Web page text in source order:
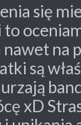
się
to
na
są
xD